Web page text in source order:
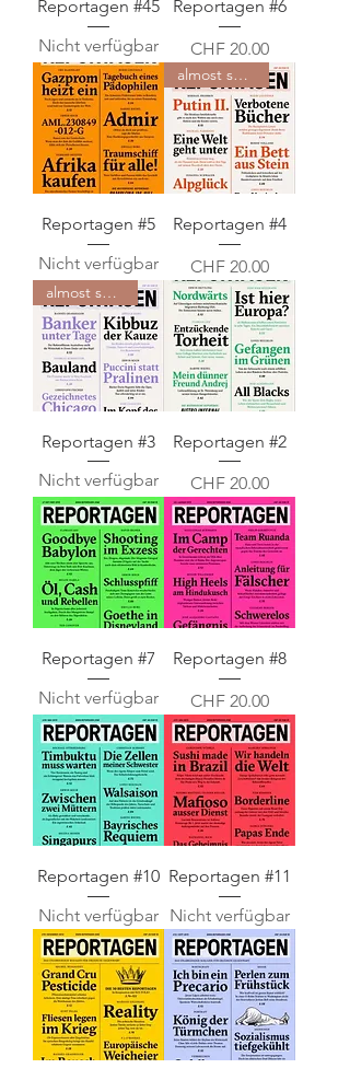
Reportagen #45
Nicht verfügbar
Reportagen #6
Preis
CHF 20.00
Reportagen #5
Nicht verfügbar
almost sold out
Reportagen #4
Preis
CHF 20.00
almost sold out
Reportagen #3
Nicht verfügbar
Reportagen #2
Preis
CHF 20.00
Reportagen #7
Nicht verfügbar
Reportagen #8
Preis
CHF 20.00
Reportagen #10
Nicht verfügbar
Reportagen #11
Nicht verfügbar